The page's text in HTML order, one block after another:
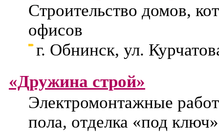
Строительство домов,
офисов
г. Обнинск, ул.
«Дружина строй»
Электромонтажные
пола, отделка «под